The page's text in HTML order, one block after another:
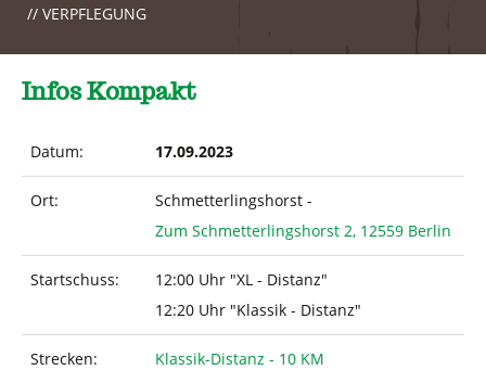
// VERPFLEGUNG
Infos Kompakt
Datum: 17.09.2023
Ort:
Schmetterlingshorst -
Zum Schmetterlingshorst 2, 12559 Berlin
Startschuss:
12:00 Uhr "XL - Distanz"
12:20 Uhr "Klassik - Distanz"
Strecken:
Klassik-Distanz - 10 KM